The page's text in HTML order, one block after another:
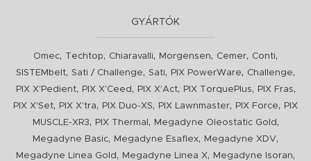
GYÁRTÓK
Omec, Techtop, Chiaravalli, Morgensen, Cemer, Conti,
SISTEMbelt, Sati / Challenge, Sati, PIX PowerWare, Challenge,
PIX X'Pedient, PIX X'Ceed , PIX X'Act, PIX TorquePlus, PIX Fras,
PIX X'Set, PIX X'tra, PIX Duo-XS, PIX Lawnmaster, PIX Force,
PIX
MUSCLE-XR3, PIX Thermal , Megadyne Oleostatic Gold ,
Megadyne Basic, Megadyne Esaflex, Megadyne XDV,
Megadyne Linea Gold , Megadyne Linea X, Megadyne Isoran,